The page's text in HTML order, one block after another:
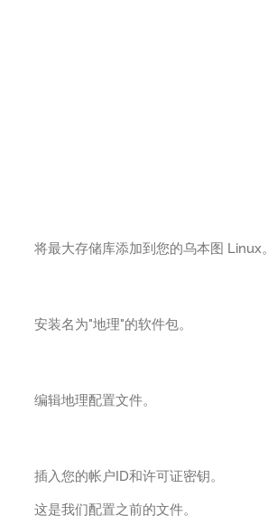
将最大存储库添加到您的乌本图 Linux。
安装名为"地理"的软件包。
编辑地理配置文件。
插入您的帐户ID和许可证密钥。
这是我们配置之前的文件。